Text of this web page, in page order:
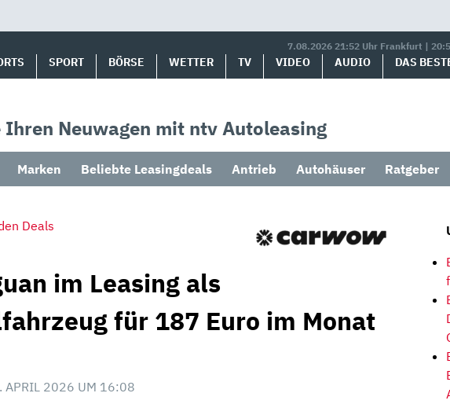
7.08.2026 21:52 Uhr Frankfurt |
SPORT BÖRSE WETTER TV VIDEO AUDIO DAS
Ihren Neuwagen mit ntv Autoleasing
Marken Beliebte Leasingdeals Antrieb Autohäuser Ratgeber
Deals
im Leasing als
für 187 Euro im Monat
APRIL 2026 UM 16:08